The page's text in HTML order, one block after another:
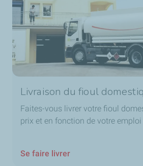
Livraison du fioul
Faites-vous livrer votre fioul
prix et en fonction de votre
Se faire livrer